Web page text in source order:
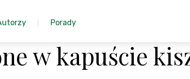
Porady
w kapuście